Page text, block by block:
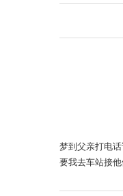
梦到父亲打电
要我去车站接